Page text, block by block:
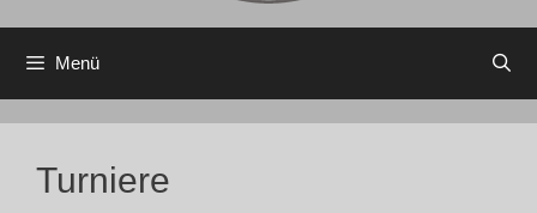
Menü
Turniere